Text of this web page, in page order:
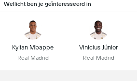
Wellicht ben je geïnteresseerd in
Kylian Mbappe
Real Madrid
Vinicius Júnior
Real Madrid